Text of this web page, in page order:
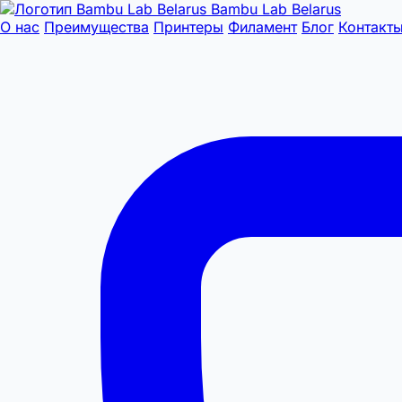
Bambu Lab Belarus
О нас Преимущества Принтеры Филамент Блог